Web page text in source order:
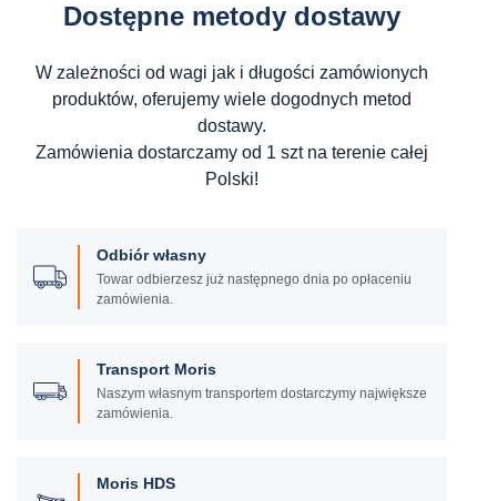
Dostępne metody dostawy
W zależności od wagi jak i długości zamówionych
produktów, oferujemy wiele dogodnych metod
dostawy.
Zamówienia dostarczamy od 1 szt na terenie całej
Polski!
Odbiór własny
Towar odbierzesz już następnego dnia po opłaceniu
zamówienia.
Transport Moris
Naszym własnym transportem dostarczymy największe
zamówienia.
Moris HDS